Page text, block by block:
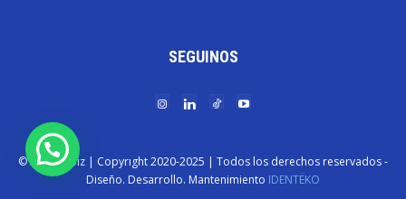
SEGUINOS
© Pharmabiz | Copyrıght 2020-2025 | Todos los derechos reservados -
Diseño. Desarrollo. Mantenimiento IDENTËKO